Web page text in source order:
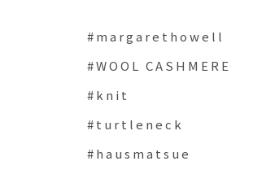
#margarethowell
#WOOL CASHMERE
#knit
#turtleneck
#hausmatsue